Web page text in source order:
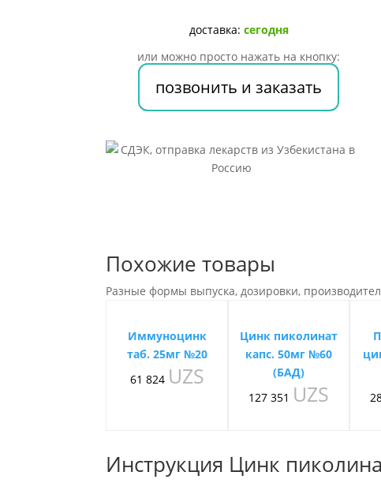
№60
доставка: сегодня
или можно просто нажать на кнопку:
позвонить и заказать
Похожие товары
Разные формы выпуска, дозировки,
Иммуноцинк
таб. 25мг №20
61 824 UZS
Цинк пиколинат
капс. 50мг №60
(БАД)
127 351 UZS
Инструкция Цинк